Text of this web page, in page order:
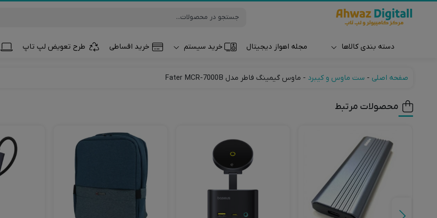
دسته بندی کالاها
ساعت و مچ بند ساعت هوشمند
مجله اهواز دیجیتال خرید سیستم خرید اقساطی طرح تعویض لپ تاپ
صفحه اصلی - ست ماوس و کیبرد - ماوس گیمینگ فاطر مدل Fater MCR-7000B
محصولات مرتبط